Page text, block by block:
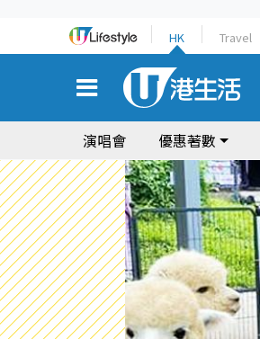
HK Travel
演唱會 優惠著數